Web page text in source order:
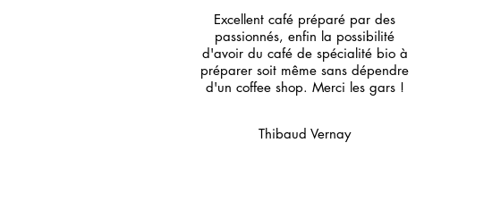
Excellent café préparé par des
passionnés, enfin la possibilité
d'avoir du café de spécialité bio à
préparer soit même sans dépendre
d'un coffee shop. Merci les gars !
Thibaud Vernay